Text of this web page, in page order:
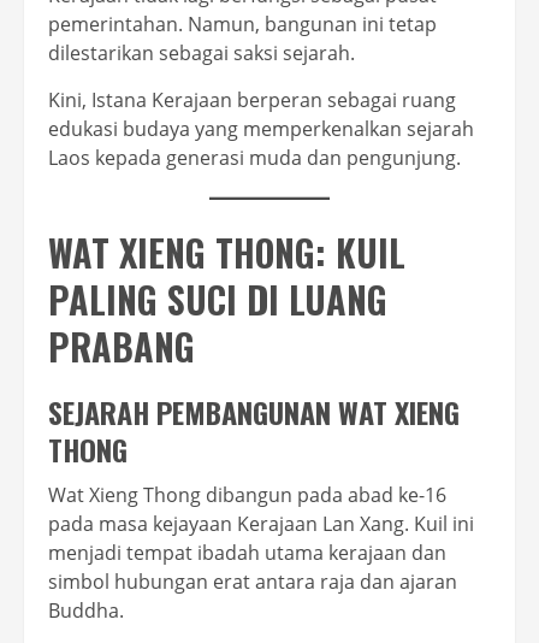
pemerintahan. Namun, bangunan ini tetap
dilestarikan sebagai saksi sejarah.
Kini, Istana Kerajaan berperan sebagai ruang
edukasi budaya yang memperkenalkan sejarah
Laos kepada generasi muda dan pengunjung.
WAT XIENG THONG: KUIL
PALING SUCI DI LUANG
PRABANG
SEJARAH PEMBANGUNAN WAT XIENG
THONG
Wat Xieng Thong dibangun pada abad ke-16
pada masa kejayaan Kerajaan Lan Xang. Kuil ini
menjadi tempat ibadah utama kerajaan dan
simbol hubungan erat antara raja dan ajaran
Buddha.